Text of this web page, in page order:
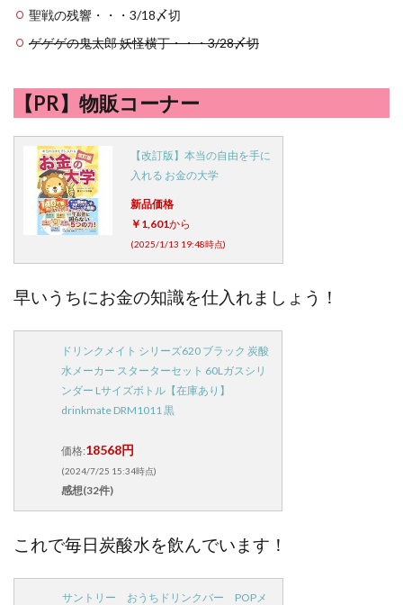
聖戦の残響・・・3/18〆切
ゲゲゲの鬼太郎 妖怪横丁・・・3/28〆切
【PR】物販コーナー
【改訂版】本当の自由を手に
入れる お金の大学
新品価格
￥1,601から
(2025/1/13 19:48時点)
早いうちにお金の知識を仕入れましょう！
ドリンクメイト シリーズ620 ブラック 炭酸
水メーカー スターターセット 60Lガスシリ
ンダー Lサイズボトル【在庫あり】
drinkmate DRM1011 黒
価格:18568円
(2024/7/25 15:34時点)
感想(32件)
これで毎日炭酸水を飲んでいます！
サントリー おうちドリンクバー POPメ